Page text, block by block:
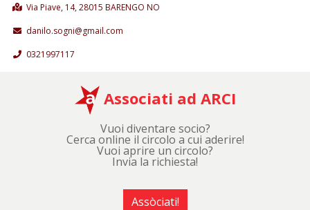
Via Piave, 14, 28015 BARENGO NO
danilo.sogni@gmail.com
0321997117
Associati ad ARCI
Vuoi diventare socio?
Cerca online il circolo a cui aderire!
Vuoi aprire un circolo?
Invia la richiesta!
Assòciati!